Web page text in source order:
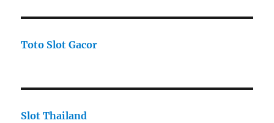
Toto Slot Gacor
Slot Thailand